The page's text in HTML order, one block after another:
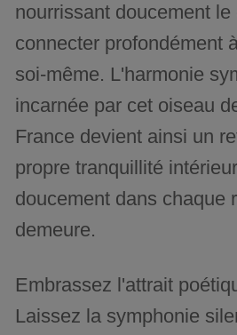
nourrissant doucement le
connecter profondément
soi-même. L'harmonie
incarnée par cet oiseau
France devient ainsi un
propre tranquillité
doucement dans chaque
demeure.
Embrassez l'attrait
Laissez la symphonie